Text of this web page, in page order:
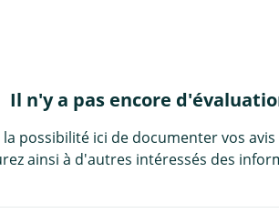
Il n'y a pas encore
la possibilité ici de documenter vos
ainsi à d'autres intéressés des